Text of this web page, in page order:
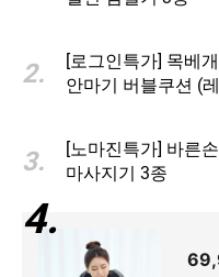
2.
[로그인특가] 목베
안마기 버블쿠션 (
3.
[노마진특가] 바른
마사지기 3종
씨아추 무선 온열
기 전용백포함 3종